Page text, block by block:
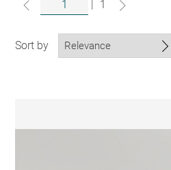
1
Sort by